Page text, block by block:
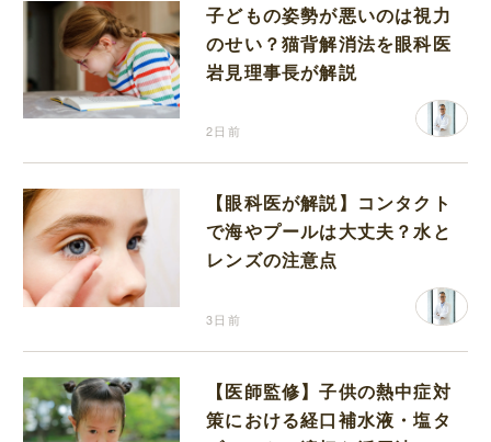
子どもの姿勢が悪いのは視力
のせい？猫背解消法を眼科医
岩見理事長が解説
2日前
【眼科医が解説】コンタクト
で海やプールは大丈夫？水と
レンズの注意点
3日前
【医師監修】子供の熱中症対
策における経口補水液・塩タ